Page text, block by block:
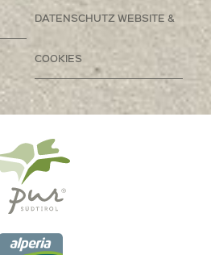
DATENSCHUTZ WEBSITE &
COOKIES